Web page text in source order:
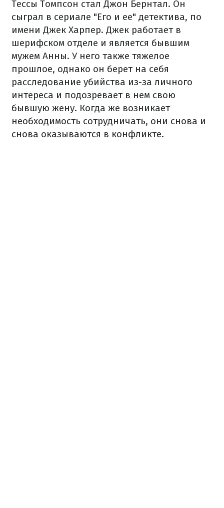
Тессы Томпсон стал Джон Бернтал. Он
сыграл в сериале "Его и ее" детектива, по
имени Джек Харпер. Джек работает в
шерифском отделе и является бывшим
мужем Анны. У него также тяжелое
прошлое, однако он берет на себя
расследование убийства из-за личного
интереса и подозревает в нем свою
бывшую жену. Когда же возникает
необходимость сотрудничать, они снова и
снова оказываются в конфликте.